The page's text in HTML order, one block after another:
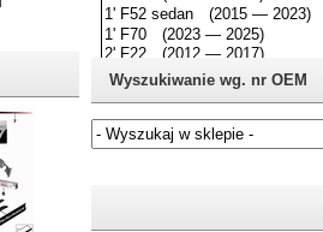
Wyszukiwanie wg. nr OEM